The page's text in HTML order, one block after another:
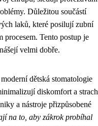
Důležitou součástí
laků, které posilují zubní
Tento postup je
velmi dobře.
dětská stomatologie
diskomfort a strach
a nástroje přizpůsobené
na to, aby zákrok probíhal